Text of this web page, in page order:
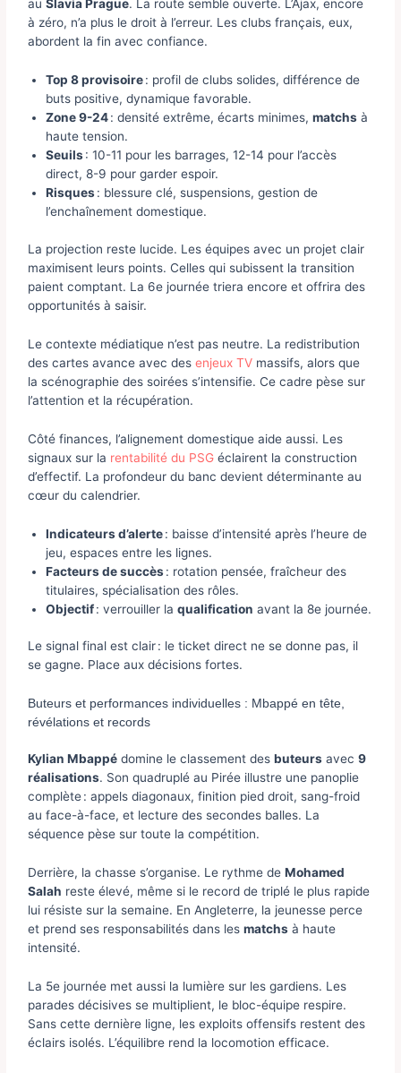
auSlavia Prague. La route semble ouverte. L’Ajax, encore
à zéro, n’a plus le droit à l’erreur. Les clubs français, eux,
abordent la fin avec confiance.
Top 8 provisoire: profil de clubs solides, différence de
buts positive, dynamique favorable.
Zone 9-24: densité extrême, écarts minimes,matchs à
haute tension.
Seuils: 10-11 pour les barrages, 12-14 pour l’accès
direct, 8-9 pour garder espoir.
Risques: blessure clé, suspensions, gestion de
l’enchaînement domestique.
La projection reste lucide. Les équipes avec un projet clair
maximisent leurs points. Celles qui subissent la transition
paient comptant. La 6e journée triera encore et offrira des
opportunités à saisir.
Le contexte médiatique n’est pas neutre. La redistribution
des cartes avance avec desenjeux TV massifs, alors que
la scénographie des soirées s’intensifie. Ce cadre pèse sur
l’attention et la récupération.
Côté finances, l’alignement domestique aide aussi. Les
signaux sur la rentabilité du PSG éclairent la construction
d’effectif. La profondeur du banc devient déterminante au
cœur du calendrier.
Indicateurs d’alerte: baisse d’intensité après l’heure de
jeu, espaces entre les lignes.
Facteurs de succès: rotation pensée, fraîcheur des
titulaires, spécialisation des rôles.
Objectif: verrouiller laqualification avant la 8e journée.
Le signal final est clair : le ticket direct ne se donne pas, il
se gagne. Place aux décisions fortes.
Buteurs et performances individuelles : Mbappé en tête,
révélations et records
Kylian Mbappé domine le classement desbuteurs avec9
réalisations. Son quadruplé au Pirée illustre une panoplie
complète : appels diagonaux, finition pied droit, sang-froid
au face-à-face, et lecture des secondes balles. La
séquence pèse sur toute la compétition.
Derrière, la chasse s’organise. Le rythme deMohamed
Salah reste élevé, même si le record de triplé le plus rapide
lui résiste sur la semaine. En Angleterre, la jeunesse perce
et prend ses responsabilités dans lesmatchs à haute
intensité.
La 5e journée met aussi la lumière sur les gardiens. Les
parades décisives se multiplient, le bloc-équipe respire.
Sans cette dernière ligne, les exploits offensifs restent des
éclairs isolés. L’équilibre rend la locomotion efficace.